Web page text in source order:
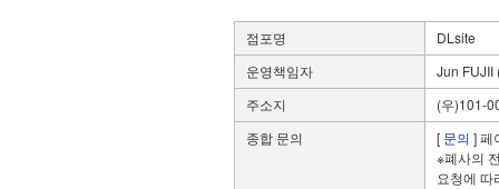
점포명
DLsite
운영책임자
Jun FUJII
주소지
(우)101-
종합 문의
[ 문의 ] 페
※폐사의
요청에